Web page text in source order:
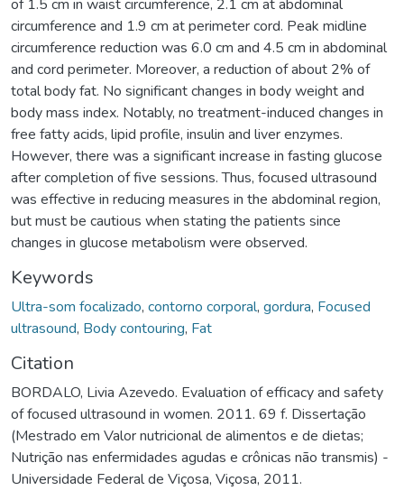
of 1.5 cm in waist circumference, 2.1 cm at abdominal
circumference and 1.9 cm at perimeter cord. Peak midline
circumference reduction was 6.0 cm and 4.5 cm in abdominal
and cord perimeter. Moreover, a reduction of about 2% of
total body fat. No significant changes in body weight and
body mass index. Notably, no treatment-induced changes in
free fatty acids, lipid profile, insulin and liver enzymes.
However, there was a significant increase in fasting glucose
after completion of five sessions. Thus, focused ultrasound
was effective in reducing measures in the abdominal region,
but must be cautious when stating the patients since
changes in glucose metabolism were observed.
Keywords
Ultra-som focalizado, contorno corporal, gordura, Focused
ultrasound, Body contouring, Fat
Citation
BORDALO, Livia Azevedo. Evaluation of efficacy and safety
of focused ultrasound in women. 2011. 69 f. Dissertação
(Mestrado em Valor nutricional de alimentos e de dietas;
Nutrição nas enfermidades agudas e crônicas não transmis) -
Universidade Federal de Viçosa, Viçosa, 2011.